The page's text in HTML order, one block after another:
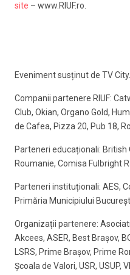
site – www.RIUF.ro.
Eveniment susținut de TV City.
Companii partenere RIUF:
Club, Okian, Organo Gold,
de Cafea, Pizza 20, Pub 18,
Parteneri educaționali: British
Roumanie, Comisa Fulbright
Parteneri instituționali: AES,
Primăria Municipiului
Organizații partenere:
Akcees, ASER, Best Brașov,
LSRS, Prime Brașov, Prime
Școala de Valori, USR, USUP,